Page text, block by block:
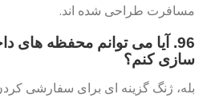
مسافرت طراحی شده اند.
96. آیا می توانم محفظه
سازی کنم؟
بله، ژنگ گزینه ای برای سفارشی